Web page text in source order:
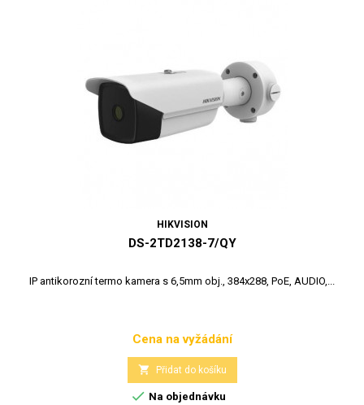
HIKVISION
DS-2TD2138-7/QY
IP antikorozní termo kamera s 6,5mm obj., 384x288, PoE, AUDIO,...
Cena
Cena na vyžádání
 Přidat do košíku
 Na objednávku